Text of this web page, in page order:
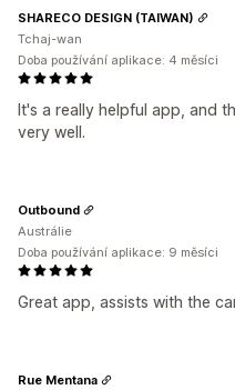
It's a really helpful app, and
very well.
SHARECO DESIGN (TAIWAN)
Tchaj-wan
Doba používání aplikace: 4 měsíci
Great app, assists with the
Outbound
Austrálie
Doba používání aplikace: 9 měsíci
Rue Mentana